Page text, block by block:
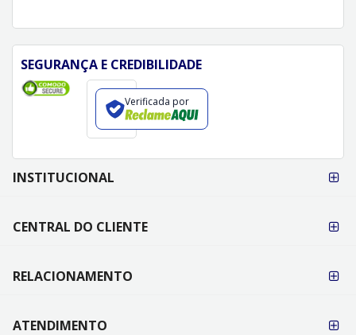
SEGURANÇA E CREDIBILIDADE
Verificada por
FORMAS DE
PAGAMENTO
INSTITUCIONAL
CENTRAL DO CLIENTE
RELACIONAMENTO
ATENDIMENTO